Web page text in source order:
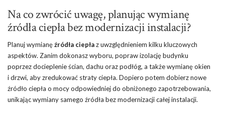
Na co zwrócić uwagę, planując wymianę
źródła ciepła bez modernizacji instalacji?
Planuj wymianęźródła ciepłaz uwzględnieniem kilku kluczowych
aspektów. Zanim dokonasz wyboru, popraw izolację budynku
poprzez docieplenie ścian, dachu oraz podłóg, a także wymianę okien
i drzwi, aby zredukować straty ciepła. Dopiero potem dobierz nowe
źródło ciepła o mocy odpowiedniej do obniżonego zapotrzebowania,
unikając wymiany samego źródła bez modernizacji całej instalacji.